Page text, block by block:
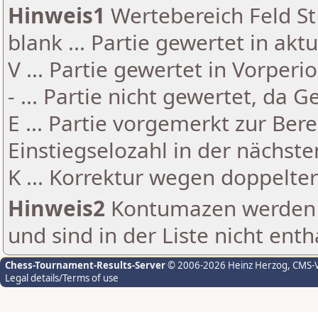
Hinweis1 Wertebereich Feld
blank ... Partie gewertet in
V ... Partie gewertet in
- ... Partie nicht gewertet, da
E ... Partie vorgemerkt zur
Einstiegselozahl in der
K ... Korrektur wegen
Hinweis2 Kontumazen
und sind in der Liste nicht
Chess-Tournament-Results-Server© 2006-2026 Heinz Herzog,
Legal details/Terms of use